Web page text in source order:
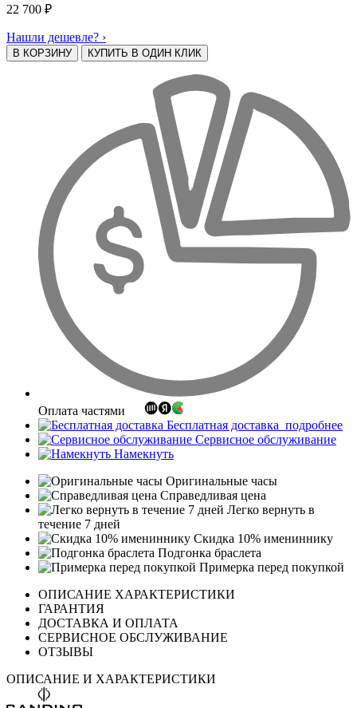
22 700 ₽
Нашли дешевле? ›
В КОРЗИНУ КУПИТЬ В ОДИН КЛИК
Оплата частями
Бесплатная доставка подробнее
Сервисное обслуживание
Намекнуть
Оригинальные часы
Справедливая цена
Легко вернуть в
течение 7 дней
Скидка 10% имениннику
Подгонка браслета
Примерка перед покупкой
ОПИСАНИЕ ХАРАКТЕРИСТИКИ
ГАРАНТИЯ
ДОСТАВКА И ОПЛАТА
СЕРВИСНОЕ ОБСЛУЖИВАНИЕ
ОТЗЫВЫ
ОПИСАНИЕ И ХАРАКТЕРИСТИКИ